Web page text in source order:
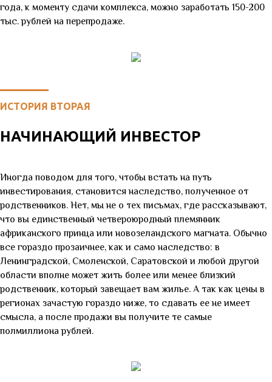
года, к моменту сдачи комплекса, можно заработать 150-200
тыс. рублей на перепродаже.
ИСТОРИЯ ВТОРАЯ
НАЧИНАЮЩИЙ ИНВЕСТОР
Иногда поводом для того, чтобы встать на путь
инвестирования, становится наследство, полученное от
родственников. Нет, мы не о тех письмах, где рассказывают,
что вы единственный четвероюродный племянник
африканского принца или новозеландского магната. Обычно
все гораздо прозаичнее, как и само наследство: в
Ленинградской, Смоленской, Саратовской и любой другой
области вполне может жить более или менее близкий
родственник, который завещает вам жилье. А так как цены в
регионах зачастую гораздо ниже, то сдавать ее не имеет
смысла, а после продажи вы получите те самые
полмиллиона рублей.